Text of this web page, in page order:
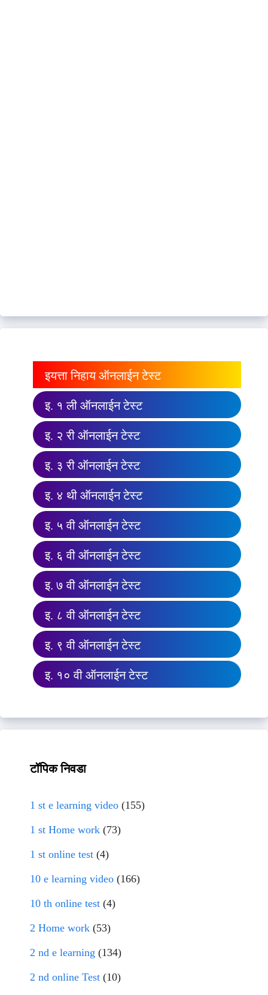
इयत्ता निहाय ऑनलाईन टेस्ट
इ. १ ली ऑनलाईन टेस्ट
इ. २ री ऑनलाईन टेस्ट
इ. ३ री ऑनलाईन टेस्ट
इ. ४ थी ऑनलाईन टेस्ट
इ. ५ वी ऑनलाईन टेस्ट
इ. ६ वी ऑनलाईन टेस्ट
इ. ७ वी ऑनलाईन टेस्ट
इ. ८ वी ऑनलाईन टेस्ट
इ. ९ वी ऑनलाईन टेस्ट
इ. १० वी ऑनलाईन टेस्ट
टॉपिक निवडा
1 st e learning video (155)
1 st Home work (73)
1 st online test (4)
10 e learning video (166)
10 th online test (4)
2 Home work (53)
2 nd e learning (134)
2 nd online Test (10)